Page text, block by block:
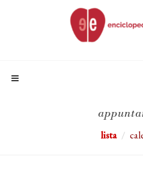
lista